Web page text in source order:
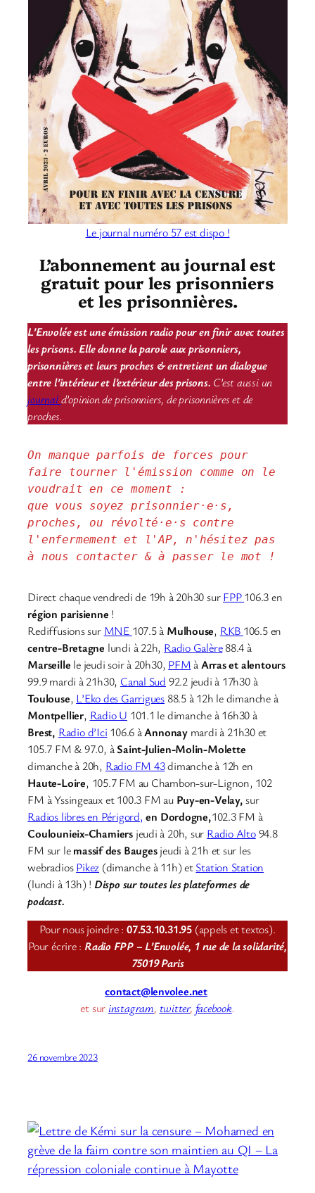
Le journal numéro 57 est dispo !
L’abonnement au journal est
gratuit pour les prisonniers
et les prisonnières.
L’Envolée est une émission radio pour en finir avec toutes
les prisons. Elle donne la parole aux prisonniers,
prisonnières et leurs proches & entretient un dialogue
entre l’intérieur et l’extérieur des prisons. C’est aussi un
journald’opinion de prisonniers, de prisonnières et de
proches.
On manque parfois de forces pour
faire tourner l'émission comme on le
voudrait en ce moment :
que vous soyez prisonnier·e·s,
proches, ou révolté·e·s contre
l'enfermement et l'AP, n'hésitez pas
à nous contacter & à passer le mot !
Direct chaque vendredi de 19h à 20h30 surFPP106.3 en
région parisienne !
Rediffusions sur MNE 107.5 à Mulhouse, RKB 106.5 en
centre-Bretagne lundi à 22h, Radio Galère88.4 à
Marseille le jeudi soir à 20h30, PFMàArras et alentours
99.9 mardi à 21h30, Canal Sud 92.2 jeudi à 17h30 à
Toulouse, L’Eko des Garrigues 88.5 à 12h le dimanche à
Montpellier, Radio U 101.1 le dimanche à 16h30 à
Brest, Radio d’Ici 106.6 àAnnonay mardi à 21h30 et
105.7 FM & 97.0, àSaint-Julien-Molin-Molette
dimanche à 20h, Radio FM 43dimanche à 12h en
Haute-Loire, 105.7 FM au Chambon-sur-Lignon, 102
FM à Yssingeaux et 100.3 FM au Puy-en-Velay,sur
Radios libres en Périgord, en Dordogne,102.3 FM à
Coulounieix-Chamiers jeudi à 20h, sur Radio Alto94.8
FM sur lemassif des Baugesjeudi à 21h et sur les
webradiosPikez (dimanche à 11h) etStation Station
(lundi à 13h) ! Dispo sur toutes les plateformes de
podcast.
Pour nous joindre : 07.53.10.31.95 (appels et textos).
Pour écrire : Radio FPP – L’Envolée, 1 rue de la solidarité,
75019 Paris
contact@lenvolee.net
et sur instagram, twitter, facebook.
26 novembre 2023